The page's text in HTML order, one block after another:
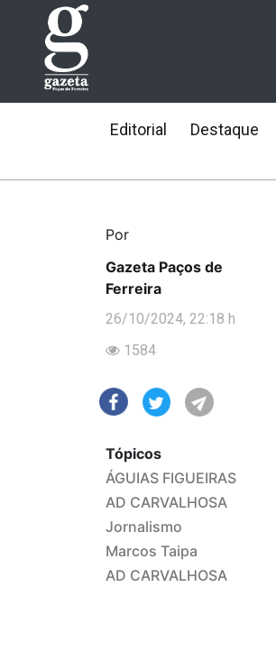
Editorial Destaque
Por
Gazeta Paços de
Ferreira
26/10/2024, 22:18 h
1584
Tópicos
ÁGUIAS FIGUEIRAS
AD CARVALHOSA
Jornalismo
Marcos Taipa
AD CARVALHOSA